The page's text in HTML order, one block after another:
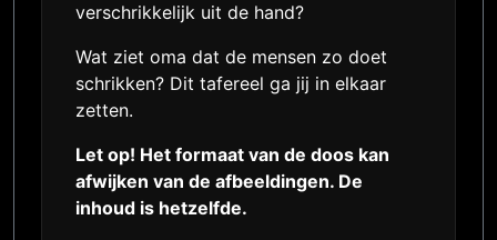
verschrikkelijk uit de hand?
Wat ziet oma dat de mensen zo doet
schrikken? Dit tafereel ga jij in elkaar
zetten.
Let op! Het formaat van de doos kan
afwijken van de afbeeldingen. De
inhoud is hetzelfde.